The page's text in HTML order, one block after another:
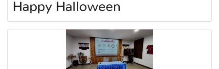
Happy Halloween